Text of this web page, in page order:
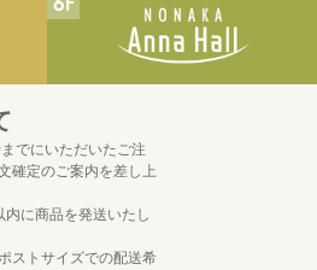
でにいただいたご注
確定のご案内を差し上
に商品を発送いたし
ストサイズでの配送希